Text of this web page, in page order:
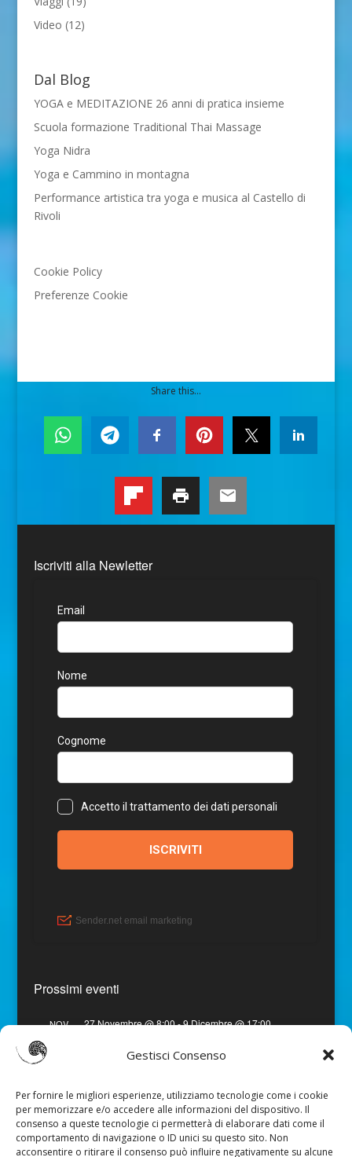
Gestisci Consenso
Per fornire le migliori esperienze, utilizziamo tecnologie come i cookie
per memorizzare e/o accedere alle informazioni del dispositivo. Il
consenso a queste tecnologie ci permetterà di elaborare dati come il
comportamento di navigazione o ID unici su questo sito. Non
acconsentire o ritirare il consenso può influire negativamente su alcune
Video (12)
Dal Blog
YOGA e MEDITAZIONE 26 anni di pratica insieme
Scuola formazione Traditional Thai Massage
Yoga Nidra
Yoga e Cammino in montagna
Performance artistica tra yoga e musica al Castello di
Rivoli
Cookie Policy
Preferenze Cookie
Share this...
Iscriviti alla Newletter
Prossimi eventi
NOV 27 Novembre @ 8:00-9 Dicembre @ 17:00